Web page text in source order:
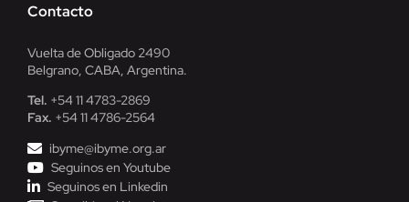
Contacto
Vuelta de Obligado 2490
Belgrano, CABA, Argentina.
Tel. +54 11 4783-2869
Fax. +54 11 4786-2564
ibyme@ibyme.org.ar
Seguinos en Youtube
Seguinos en Linkedin